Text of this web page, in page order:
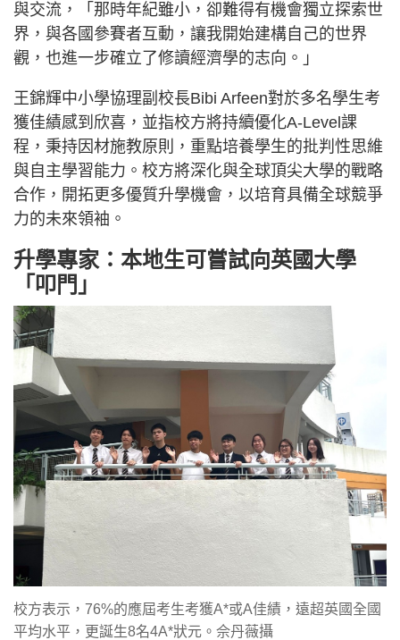
與交流，「那時年紀雖小，卻難得有機會獨立探索世
界，與各國參賽者互動，讓我開始建構自己的世界
觀，也進一步確立了修讀經濟學的志向。」
王錦輝中小學協理副校長Bibi Arfeen對於多名學生考
獲佳績感到欣喜，並指校方將持續優化A-Level課
程，秉持因材施教原則，重點培養學生的批判性思維
與自主學習能力。校方將深化與全球頂尖大學的戰略
合作，開拓更多優質升學機會，以培育具備全球競爭
力的未來領袖。
升學專家：本地生可嘗試向英國大學
「叩門」
校方表示，76%的應屆考生考獲A*或A佳績，遠超英國全國
平均水平，更誕生8名4A*狀元。佘丹薇攝